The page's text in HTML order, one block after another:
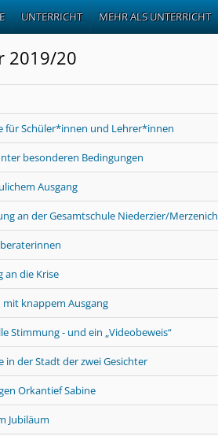
UNTERRICHT MEHR ALS UNTERRICHT
2019/20
für Schüler*innen und Lehrer*innen
besonderen Bedingungen
Ausgang
an der Gesamtschule Niederzier/Merzenich
an die Krise
mit knappem Ausgang
Stimmung - und ein „Videobeweis“
in der Stadt der zwei Gesichter
Orkantief Sabine
Jubiläum